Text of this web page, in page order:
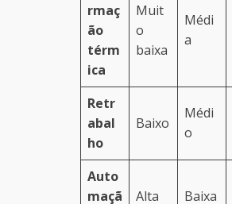
rmaç
ão
térm
ica
Muit
o
baixa
Médi
a
Retr
abal
ho
Baixo
Médi
o
Auto
maçã
Alta Baixa